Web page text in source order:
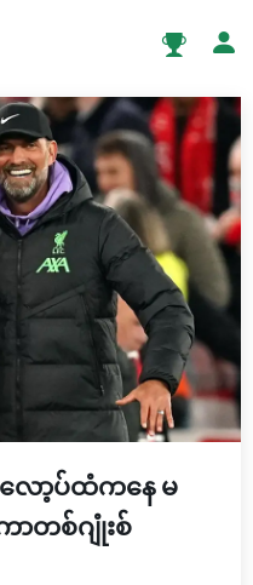
ော့ပ်ထံကနေ မ
ာတစ်ဂျုံးစ်